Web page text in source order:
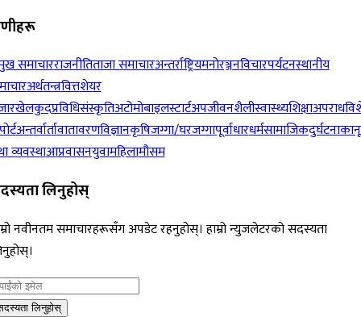
समाचारराजनीतिताजा समाचारअन्तर्राष्ट्रियमनोरञ्जनविचारपर्यटनस्थानीय
अर्थतन्त्रवित्तशेयर
खेलकुदप्रविधिसंस्कृतिअटोमोबाइलस्टार्टअपजीवनशैलीस्वास्थ्यशिक्षाअपराध
अन्तर्वार्तावातावरणविज्ञानकृषिजग्गा/घरजग्गापूर्वाधारधर्मसामाजिकदुर्घटना
व्यवस्थाआप्रवासनयुवामहिलामौसम
लिनुहोस्
नवीनतम समाचारहरूसँग अपडेट रहनुहोस्। हाम्रो न्युजलेटरको सदस्यता
लिनुहोस्